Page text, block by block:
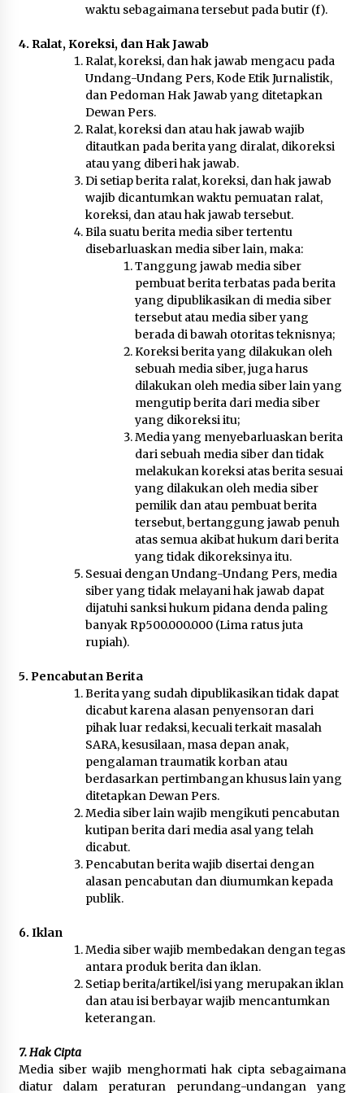
waktu sebagaimana tersebut pada butir (f).
4. Ralat, Koreksi, dan Hak Jawab
Ralat, koreksi, dan hak jawab mengacu pada
Undang-Undang Pers, Kode Etik Jurnalistik,
dan Pedoman Hak Jawab yang ditetapkan
Dewan Pers.
Ralat, koreksi dan atau hak jawab wajib
ditautkan pada berita yang diralat, dikoreksi
atau yang diberi hak jawab.
Di setiap berita ralat, koreksi, dan hak jawab
wajib dicantumkan waktu pemuatan ralat,
koreksi, dan atau hak jawab tersebut.
Bila suatu berita media siber tertentu
disebarluaskan media siber lain, maka:
Tanggung jawab media siber
pembuat berita terbatas pada berita
yang dipublikasikan di media siber
tersebut atau media siber yang
berada di bawah otoritas teknisnya;
Koreksi berita yang dilakukan oleh
sebuah media siber, juga harus
dilakukan oleh media siber lain yang
mengutip berita dari media siber
yang dikoreksi itu;
Media yang menyebarluaskan berita
dari sebuah media siber dan tidak
melakukan koreksi atas berita sesuai
yang dilakukan oleh media siber
pemilik dan atau pembuat berita
tersebut, bertanggung jawab penuh
atas semua akibat hukum dari berita
yang tidak dikoreksinya itu.
Sesuai dengan Undang-Undang Pers, media
siber yang tidak melayani hak jawab dapat
dijatuhi sanksi hukum pidana denda paling
banyak Rp500.000.000 (Lima ratus juta
rupiah).
5. Pencabutan Berita
Berita yang sudah dipublikasikan tidak dapat
dicabut karena alasan penyensoran dari
pihak luar redaksi, kecuali terkait masalah
SARA, kesusilaan, masa depan anak,
pengalaman traumatik korban atau
berdasarkan pertimbangan khusus lain yang
ditetapkan Dewan Pers.
Media siber lain wajib mengikuti pencabutan
kutipan berita dari media asal yang telah
dicabut.
Pencabutan berita wajib disertai dengan
alasan pencabutan dan diumumkan kepada
publik.
6. Iklan
Media siber wajib membedakan dengan tegas
antara produk berita dan iklan.
Setiap berita/artikel/isi yang merupakan iklan
dan atau isi berbayar wajib mencantumkan
keterangan.
7. Hak Cipta
Media siber wajib menghormati hak cipta sebagaimana
diatur dalam peraturan perundang-undangan yang